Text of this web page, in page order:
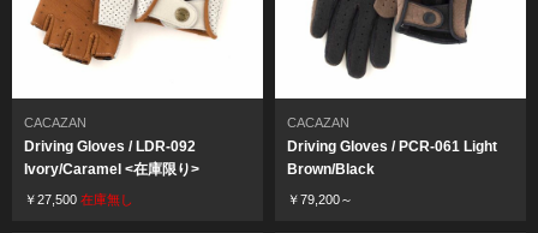
CACAZAN
Driving Gloves / LDR-092
Ivory/Caramel <在庫限り>
￥27,500 在庫無し
CACAZAN
Driving Gloves / PCR-061 Light
Brown/Black
￥79,200～